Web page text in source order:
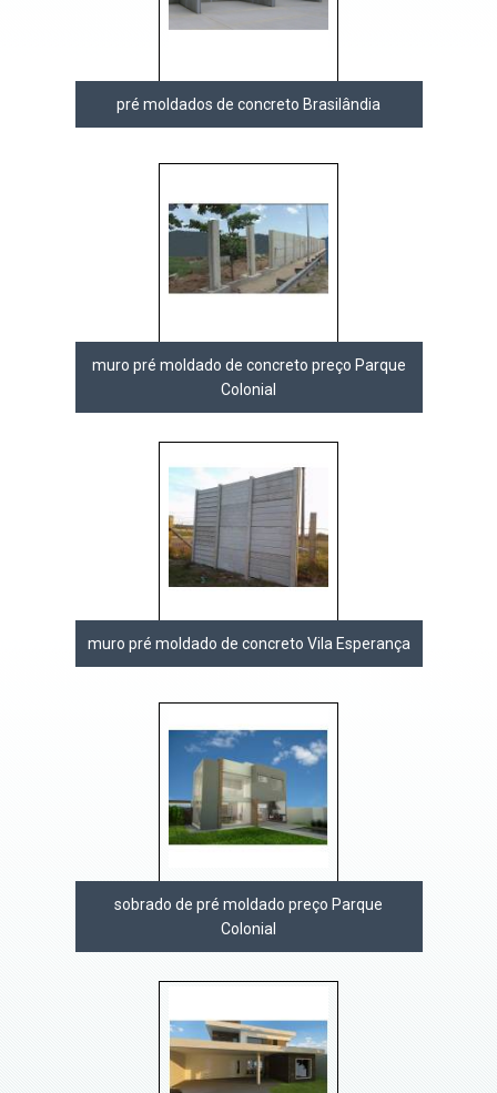
pré moldados de concreto Brasilândia
muro pré moldado de concreto preço Parque
Colonial
muro pré moldado de concreto Vila Esperança
sobrado de pré moldado preço Parque
Colonial